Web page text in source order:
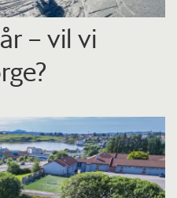
– vil vi